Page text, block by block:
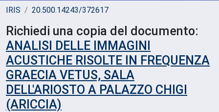
IRIS 20.500.14243/372617
Richiedi una copia del documento:
ANALISI DELLE IMMAGINI
ACUSTICHE RISOLTE IN FREQUENZA
GRAECIA VETUS, SALA
DELL'ARIOSTO A PALAZZO CHIGI
(ARICCIA)